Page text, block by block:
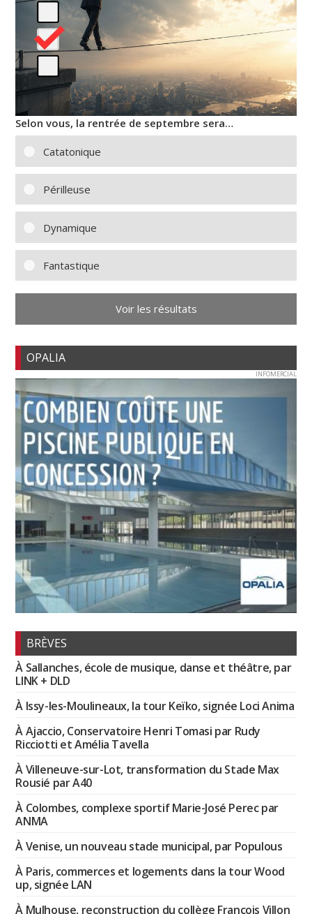
Selon vous, la rentrée de septembre sera…
Catatonique
Périlleuse
Dynamique
Fantastique
Voir les résultats
OPALIA
INFOMERCIAL
BRÈVES
À Sallanches, école de musique, danse et théâtre, par
LINK + DLD
À Issy-les-Moulineaux, la tour Keïko, signée Loci Anima
À Ajaccio, Conservatoire Henri Tomasi par Rudy
Ricciotti et Amélia Tavella
À Villeneuve-sur-Lot, transformation du Stade Max
Rousié par A40
À Colombes, complexe sportif Marie-José Perec par
ANMA
À Venise, un nouveau stade municipal, par Populous
À Paris, commerces et logements dans la tour Wood
up, signée LAN
À Mulhouse, reconstruction du collège François Villon